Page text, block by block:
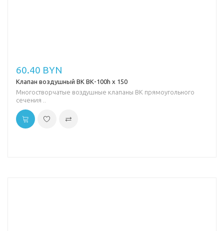
60.40 BYN
Клапан воздушный ВК ВК-100h х 150
Многостворчатые воздушные клапаны ВК прямоугольного
сечения ..